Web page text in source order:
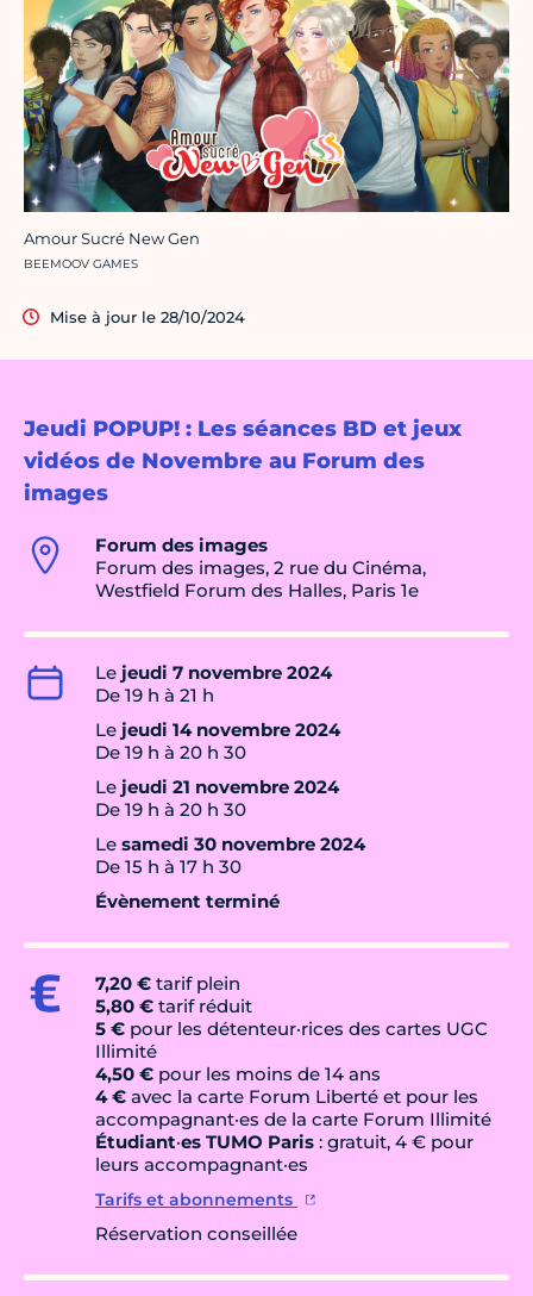
Jeudi POPUP! : Les séances BD et jeux
vidéos de Novembre au Forum des
images
Forum des images
Forum des images, 2 rue du Cinéma,
Westfield Forum des Halles, Paris 1e
Le jeudi 7 novembre 2024
De 19 h à 21 h
Le jeudi 14 novembre 2024
De 19 h à 20 h 30
Le jeudi 21 novembre 2024
De 19 h à 20 h 30
Le samedi 30 novembre 2024
De 15 h à 17 h 30
Évènement terminé
7,20 € tarif plein
5,80 € tarif réduit
5 € pour les détenteur·rices des cartes UGC
Illimité
4,50 € pour les moins de 14 ans
4 € avec la carte Forum Liberté et pour les
accompagnant·es de la carte Forum Illimité
Étudiant·es TUMO Paris : gratuit, 4 € pour
leurs accompagnant·es
Tarifs et abonnements
Réservation conseillée
Amour Sucré New Gen
Crédit photo :
BEEMOOV GAMES
Mise à jour le 28/10/2024